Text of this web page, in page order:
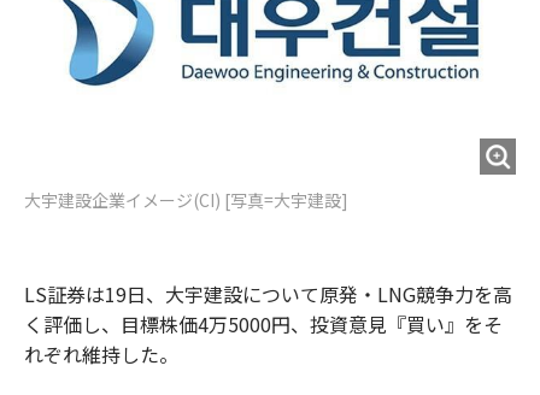
大宇建設企業イメージ(CI) [写真=大宇建設]
LS証券は19日、大宇建設について原発・LNG競争力を高
く評価し、目標株価4万5000円、投資意見『買い』をそ
れぞれ維持した。